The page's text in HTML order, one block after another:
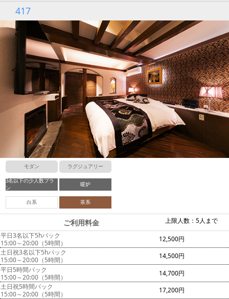
417
モダン ラグジュアリー
3名以下の少人数プラ
ン
暖炉
白系 茶系
上限人数：5人まで
ご利用料金
平日3名以下5hパック
15:00～20:00（5時間）
12,500円
土日祝3名以下5hパック
15:00～20:00（5時間）
14,500円
平日5時間パック
15:00～20:00（5時間）
14,700円
土日祝5時間パック
15:00～20:00（5時間）
17,200円